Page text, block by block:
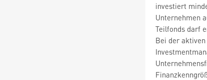
investiert
Unternehmen
Teilfonds darf
Bei der